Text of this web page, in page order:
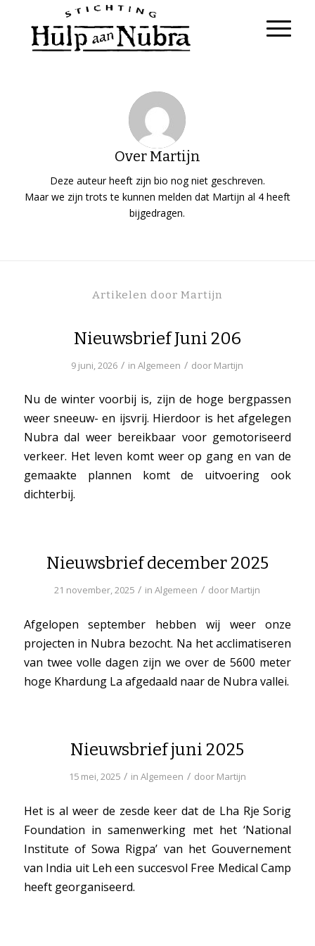
Over Martijn
Deze auteur heeft zijn bio nog niet geschreven.
Maar we zijn trots te kunnen melden dat Martijn al 4 heeft
bijgedragen.
Artikelen door Martijn
Nieuwsbrief Juni 206
9 juni, 2026 / inAlgemeen / door Martijn
Nu de winter voorbij is, zijn de hoge bergpassen
weer sneeuw- en ijsvrij. Hierdoor is het afgelegen
Nubra dal weer bereikbaar voor gemotoriseerd
verkeer. Het leven komt weer op gang en van de
gemaakte plannen komt de uitvoering ook
dichterbij.
Nieuwsbrief december 2025
21 november, 2025 / inAlgemeen / door Martijn
Afgelopen september hebben wij weer onze
projecten in Nubra bezocht. Na het acclimatiseren
van twee volle dagen zijn we over de 5600 meter
hoge Khardung La afgedaald naar de Nubra vallei.
Nieuwsbrief juni 2025
15 mei, 2025 / in Algemeen / door Martijn
Het is al weer de zesde keer dat de Lha Rje Sorig
Foundation in samenwerking met het ‘National
Institute of Sowa Rigpa’ van het Gouvernement
van India uit Leh een succesvol Free Medical Camp
heeft georganiseerd.